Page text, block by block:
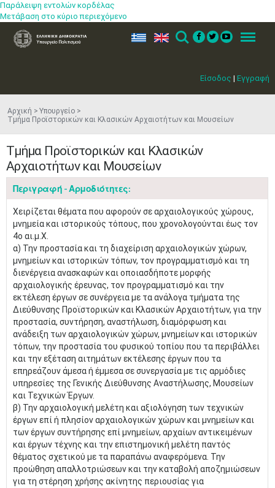
Παράλειψη εντολών κορδέλας
Μετάβαση στο κύριο περιεχόμενο
Είσοδος | Εγγραφή
ελ en Search Menu
Αρχική
Υπουργείο
Τμήμα Προϊστορικών και Κλασικών Αρχαιοτήτων και Μουσείων
Τμήμα Προϊστορικών και Κλασικών
Αρχαιοτήτων και Μουσείων
Περιγραφή - Αρμοδιότητες:
Χειρίζεται θέματα που αφορούν σε αρχαιολογικούς χώρους,
μνημεία και ιστορικούς τόπους, που χρονολογούνται έως τον
4ο αι.μ.Χ.
α) Την προστασία και τη διαχείριση αρχαιολογικών χώρων,
μνημείων και ιστορικών τόπων, τον προγραμματισμό και τη
διενέργεια ανασκαφών και οποιασδήποτε μορφής
αρχαιολογικής έρευνας, τον προγραμματισμό και την
εκτέλεση έργων σε συνέργεια με τα ανάλογα τμήματα της
Διεύθυνσης Προϊστορικών και Κλασικών Αρχαιοτήτων, για την
προστασία, συντήρηση, αναστήλωση, διαμόρφωση και
ανάδειξη των αρχαιολογικών χώρων, μνημείων και ιστορικών
τόπων, την προστασία του φυσικού τοπίου που τα περιβάλλει
και την εξέταση αιτημάτων εκτέλεσης έργων που τα
επηρεάζουν άμεσα ή έμμεσα σε συνεργασία με τις αρμόδιες
υπηρεσίες της Γενικής Διεύθυνσης Αναστήλωσης, Μουσείων
και Τεχνικών Έργων.
β) Την αρχαιολογική μελέτη και αξιολόγηση των τεχνικών
έργων επί ή πλησίον αρχαιολογικών χώρων και μνημείων και
των έργων συντήρησης επί μνημείων, αρχαίων αντικειμένων
και έργων τέχνης και την επιστημονική μελέτη παντός
θέματος σχετικού με τα παραπάνω αναφερόμενα. Την
προώθηση απαλλοτριώσεων και την καταβολή αποζημιώσεων
για τη στέρηση χρήσης ακίνητης περιουσίας για